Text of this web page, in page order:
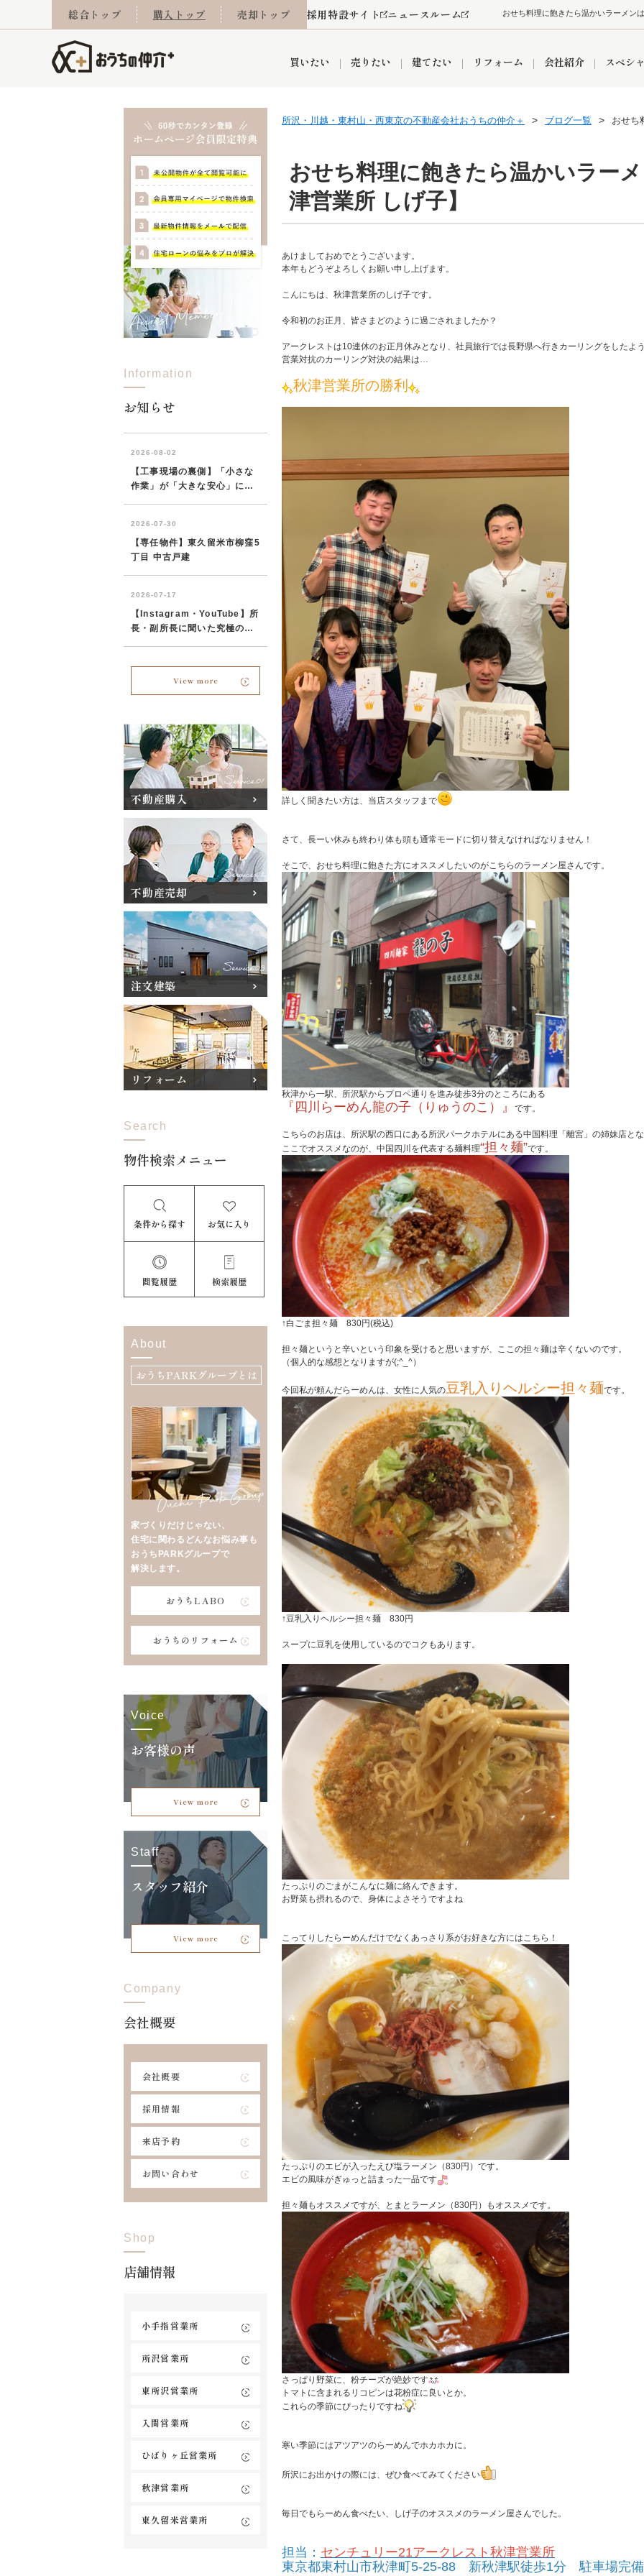
総合トップ 購入トップ 売却トップ 採用特設サイト ニュースルーム
買いたい
当社お預かり物件 グループ会社施工物件 リノベーション済み物件
今月の住宅ローン金利
所沢市 川越市 狭山市 ふじみ野市
東久留米市
売りたい
住み替え 離婚 不動産買取 空き家 リースバック
西東京市 東久留米市
建てたい リフォーム 会社紹介
小手指営業所 所沢営業所 東所沢営業所 入間営業所 ひばりケ丘営業所 秋津営業所
おうちLABO
スペシ
所沢・川越・東村山・西東京の不動産会社おうちの仲介＋ ブログ一覧 おせち
おせち料理に飽きたら温かいラー
津営業所 しげ子】
あけましておめでとうございます。
本年もどうぞよろしくお願い申し上げます。
こんにちは、秋津営業所のしげ子です。
令和初のお正月、皆さまどのように過ごされましたか？
アークレストは10連休のお正月休みとなり、 社員旅行では長野県へ行きカーリングをしたよ
営業対抗のカーリング対決の結果は…
秋津営業所の勝利
詳しく聞きたい方は、当店スタッフまで
さて、 長ーい休みも終わり体も頭も通常モードに切り替えなければなりま せん！
そこで、 おせち料理に飽きた方にオススメしたいのがこちらのラーメン屋さんです。
秋津から一駅、 所沢駅からプロペ通りを進み徒歩3分のところにある
『 四川らーめん龍の子（りゅうのこ）』 です。
こちらのお店は、 所沢駅の西口にある所沢パークホテルにある中国料理「離宮」 の姉妹店と
ここでオススメなのが、中国四川を代表する麺料理“担々麺”です。
↑白ごま担々麺 830円(税込)
担々麺というと辛いという印象を受けると思いますが、
ここの担々麺は辛くないのです。
（個人的な感想となりますが(;^_^）
今回私が頼んだらーめんは、女性に人気の豆乳入りヘルシー担々麺です。
↑豆乳入りヘルシー担々麺 830円
スープに豆乳を使用しているのでコクもあります。
たっぷりのごまがこんなに麺に絡んできます。
お野菜も摂れるので、身体によさそうですよね
こってりしたらーめんだけでなくあっさり系がお好きな方にはこち ら！
たっぷりのエビが入ったえび塩ラーメン（830円）です。
エビの風味がぎゅっと詰まった一品です
担々麺もオススメですが、とまとラーメン（830円）もオススメです。
さっぱり野菜に、粉チーズが絶妙です
トマトに含まれるリコピンは花粉症に良いとか。
これらの季節にぴったりですね
寒い季節にはアツアツのらーめんでホカホカに。
所沢にお出かけの際には、ぜひ食べてみてください
毎日でもらーめん食べたい、 しげ子のオススメのラーメン屋さんでした。
担当： センチュリー21アークレスト秋津営業所
東京都東村山市秋津町5-25-88 新秋津駅徒歩1分 駐車場完備
Information
お知らせ
View more
不動産購入
不動産売却
注文建築
リフォーム
Search
物件検索メニュー
条件から探す お気に入り
閲覧履歴 検索履歴
About
おうちPARKグループとは
家づくりだけじゃない、
住宅に関わるどんなお悩み事も
おうちPARKグループで
解決します。
おうちLABO
おうちのリフォーム
Voice
お客様の声
View more
Staff
スタッフ紹介
View more
Company
会社概要
会社概要
採用情報
来店予約
お問い合わせ
Shop
店舗情報
小手指営業所
所沢営業所
東所沢営業所
入間営業所
ひばりヶ丘営業所
秋津営業所
東久留米営業所